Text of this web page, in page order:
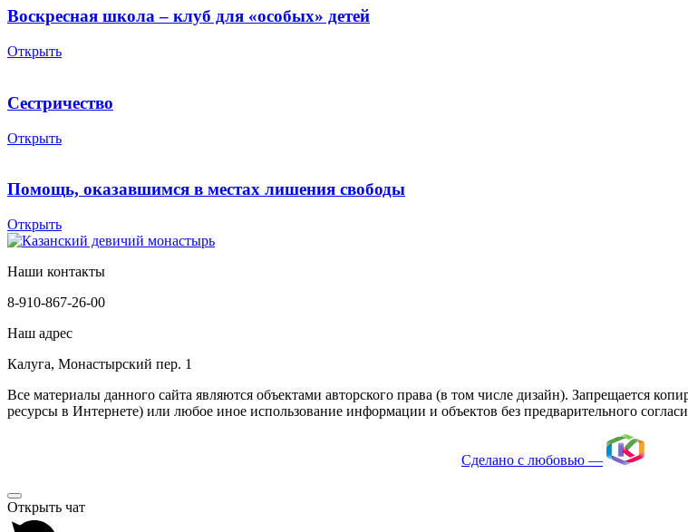
Воскресная школа – клуб для «особых» детей
Открыть
Сестричество
Открыть
Помощь, оказавшимся в местах лишения свободы
Открыть
Наши контакты
8-910-867-26-00
Наш адрес
Калуга, Монастырский пер. 1
Все материалы данного сайта являются объектами авторского права (в том числе дизайн). Запрещается
ресурсы в Интернете) или любое иное использование информации и объектов без предварительного
Сделано с любовью —
Открыть чат